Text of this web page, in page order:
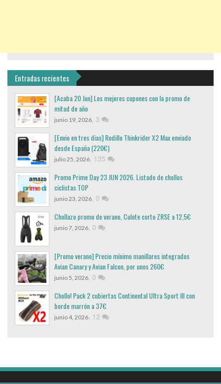
Entradas recientes
[Acaba 20 Jun] Los mejores cupones con la promo de
mitad de año
junio 19, 2026 3
[Envio en tres dias] Rodillo Thinkrider X2 Max enviado
desde España (220€)
julio 25, 2026 135
Promo Prime Day 23 JUN 2026. Listado de chollos
ciclistas TOP
junio 23, 2026 0
Chollazo promo de verano, Culote corto ZRSE a 12,5€
junio 7, 2026 0
[Promo verano] Precio mínimo manillares integrados
Avian Canary y Avian Falcon, por unos 260€
junio 5, 2026 0
Chollo! Pack 2 cubiertas Continental Ultra Sport III con
borde marrón a 37€
junio 4, 2026 12